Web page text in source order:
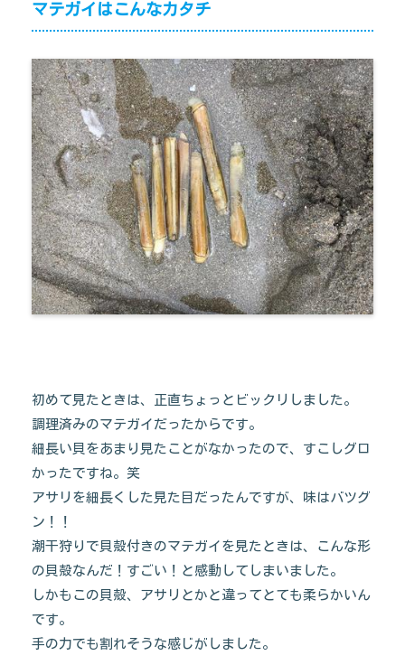
マテガイはこんなカタチ
初めて見たときは、正直ちょっとビックリしました。
調理済みのマテガイだったからです。
細長い貝をあまり見たことがなかったので、すこしグロ
かったですね。笑
アサリを細長くした見た目だったんですが、味はバツグ
ン！！
潮干狩りで貝殻付きのマテガイを見たときは、こんな形
の貝殻なんだ！すごい！と感動してしまいました。
しかもこの貝殻、アサリとかと違ってとても柔らかいん
です。
手の力でも割れそうな感じがしました。